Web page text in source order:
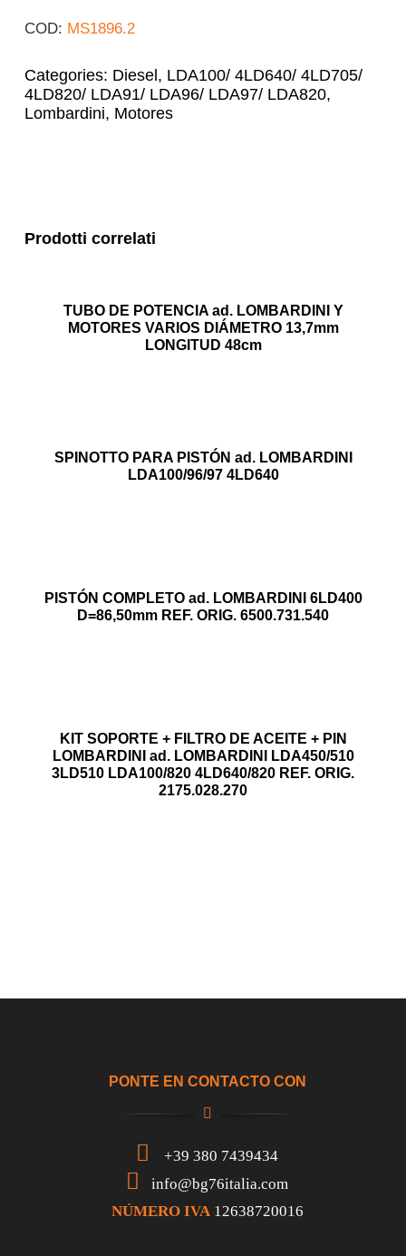
COD: MS1896.2
Categories: Diesel , LDA100/ 4LD640/ 4LD705/
4LD820/ LDA91/ LDA96/ LDA97/ LDA820,
Lombardini, Motores
Prodotti correlati
TUBO DE POTENCIA ad. LOMBARDINI Y
MOTORES VARIOS DIÁMETRO 13,7mm
LONGITUD 48cm
SPINOTTO PARA PISTÓN ad. LOMBARDINI
LDA100/96/97 4LD640
PISTÓN COMPLETO ad. LOMBARDINI 6LD400
D=86,50mm REF. ORIG. 6500.731.540
KIT SOPORTE + FILTRO DE ACEITE + PIN
LOMBARDINI ad. LOMBARDINI LDA450/510
3LD510 LDA100/820 4LD640/820 REF. ORIG.
2175.028.270
PONTE EN CONTACTO CON
+39 380 7439434
info@bg76italia.com
NÚMERO IVA 12638720016